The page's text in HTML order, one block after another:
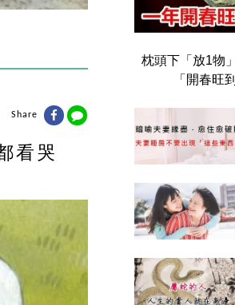
Share
看哭
枕頭下「放1物
「開春旺